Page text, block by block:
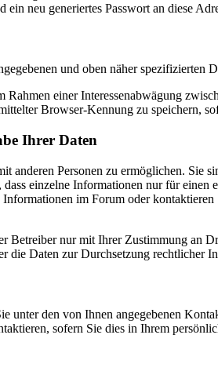
neu generiertes Passwort an diese
und oben näher spezifizierten
Rahmen einer Interessenabwägung
Browser-Kennung zu speichern,
Ihrer Daten
anderen Personen zu ermöglichen.
einzelne Informationen nur für
Informationen im Forum oder
Betreiber nur mit Ihrer Zustimmung an
die Daten zur Durchsetzung rechtlicher
unter den von Ihnen angegebenen
sofern Sie dies in Ihrem